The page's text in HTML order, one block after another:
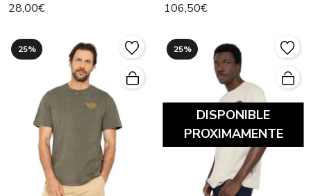
28,00€ 106,50€
25% 25%
DISPONIBLE
PROXIMAMENTE